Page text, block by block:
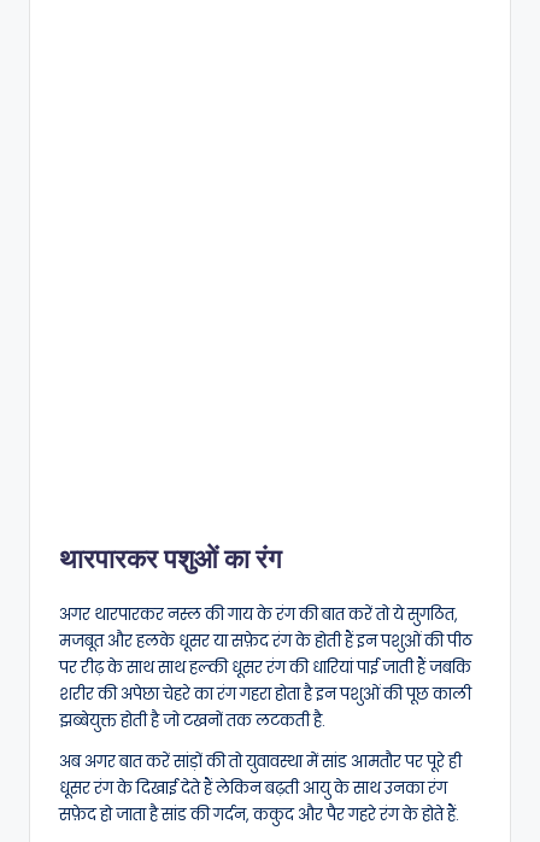
थारपारकर पशुओं का रंग
अगर थारपारकर नस्ल की गाय के रंग की बात करें तो ये सुगठित,
मजबूत और हलके धूसर या सफ़ेद रंग के होती हैं इन पशुओं की पीठ
पर रीढ़ के साथ साथ हल्की धूसर रंग की धारियां पाई जाती हैं जबकि
शरीर की अपेछा चेहरे का रंग गहरा होता है इन पशुओं की पूछ काली
झब्बेयुक्त होती है जो टखनों तक लटकती है.
अब अगर बात करें सांड़ों की तो युवावस्था में सांड आमतौर पर पूरे ही
धूसर रंग के दिखाई देते हैं लेकिन बढ़ती आयु के साथ उनका रंग
सफ़ेद हो जाता है सांड की गर्दन, ककुद और पैर गहरे रंग के होते हैं.